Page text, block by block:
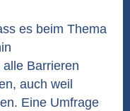
es beim Thema
Barrieren
auch weil
Eine Umfrage